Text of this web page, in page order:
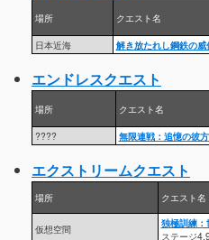
場所 クエスト名
日本近海
解き放たれし鋼鉄の威
エンドレスクエスト
場所 クエスト名
????
無限連戦：追憶の彼
エクストリームクエスト
場所 クエスト名
仮想空間
独極訓練
ステージ